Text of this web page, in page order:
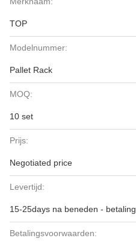
TOP
Modelnummer:
Pallet Rack
MOQ:
10 set
Prijs:
Negotiated price
Levertijd:
15-25days na beneden - betaling
Betalingsvoorwaarden: